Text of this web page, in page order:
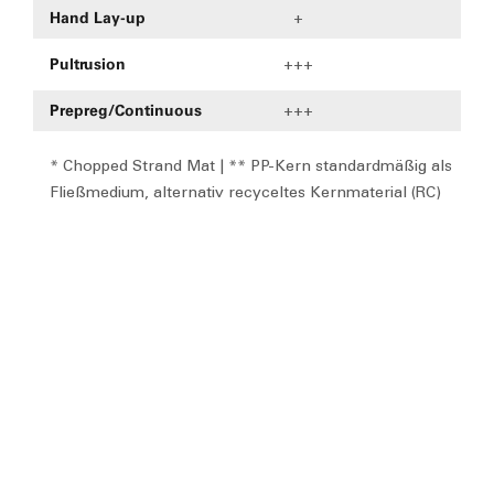
Hand Lay-up +
Pultrusion +++
Prepreg/Continuous +++
* Chopped Strand Mat | ** PP-Kern standardmäßig als
Fließmedium, alternativ recyceltes Kernmaterial (RC)